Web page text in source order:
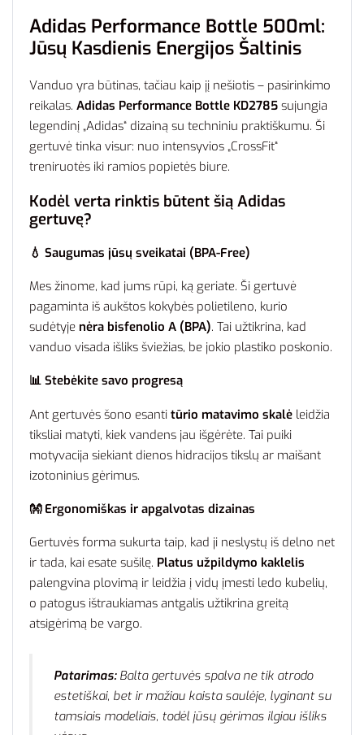
Adidas Performance Bottle 500ml:
Jūsų Kasdienis Energijos Šaltinis
Vanduo yra būtinas, tačiau kaip jį nešiotis – pasirinkimo
reikalas. Adidas Performance Bottle KD2785 sujungia
legendinį „Adidas“ dizainą su techniniu praktiškumu. Ši
gertuvė tinka visur: nuo intensyvios „CrossFit“
treniruotės iki ramios popietės biure.
Kodėl verta rinktis būtent šią Adidas
gertuvę?
💧 Saugumas jūsų sveikatai (BPA-Free)
Mes žinome, kad jums rūpi, ką geriate. Ši gertuvė
pagaminta iš aukštos kokybės polietileno, kurio
sudėtyje nėra bisfenolio A (BPA). Tai užtikrina, kad
vanduo visada išliks šviežias, be jokio plastiko poskonio.
📊 Stebėkite savo progresą
Ant gertuvės šono esanti tūrio matavimo skalė leidžia
tiksliai matyti, kiek vandens jau išgėrėte. Tai puiki
motyvacija siekiant dienos hidracijos tikslų ar maišant
izotoninius gėrimus.
👐 Ergonomiškas ir apgalvotas dizainas
Gertuvės forma sukurta taip, kad ji neslystų iš delno net
ir tada, kai esate sušilę. Platus užpildymo kaklelis
palengvina plovimą ir leidžia į vidų įmesti ledo kubelių,
o patogus ištraukiamas antgalis užtikrina greitą
atsigėrimą be vargo.
Patarimas:Balta gertuvės spalva ne tik atrodo
estetiškai, bet ir mažiau kaista saulėje, lyginant su
tamsiais modeliais, todėl jūsų gėrimas ilgiau išliks